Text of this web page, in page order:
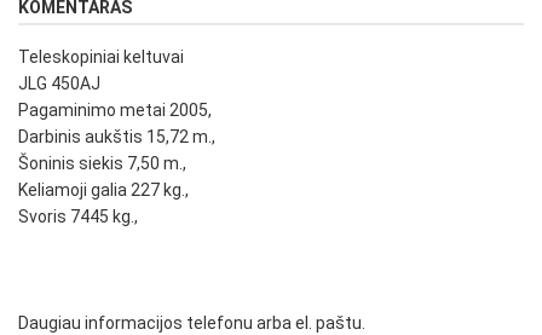
KOMENTARAS
Teleskopiniai keltuvai
JLG 450AJ
Pagaminimo metai 2005,
Darbinis aukštis 15,72 m.,
Šoninis siekis 7,50 m.,
Keliamoji galia 227 kg.,
Svoris 7445 kg.,
Daugiau informacijos telefonu arba el. paštu.